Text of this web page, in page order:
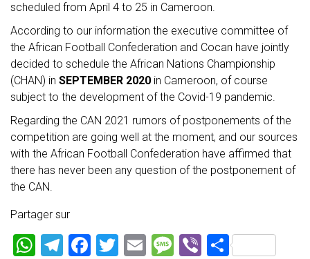
scheduled from April 4 to 25 in Cameroon.
According to our information the executive committee of
the African Football Confederation and Cocan have jointly
decided to schedule the African Nations Championship
(CHAN) in SEPTEMBER 2020 in Cameroon, of course
subject to the development of the Covid-19 pandemic.
Regarding the CAN 2021 rumors of postponements of the
competition are going well at the moment, and our sources
with the African Football Confederation have affirmed that
there has never been any question of the postponement of
the CAN.
Partager sur
W T
F
T
E
M Vi P